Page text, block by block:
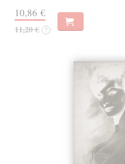
10,86 €
11,20 € ?